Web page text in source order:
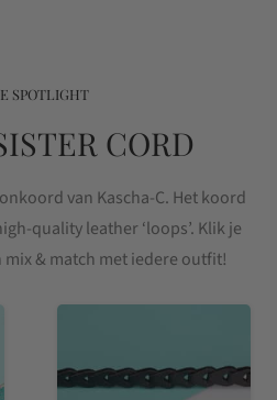
SPOTLIGHT
CORD
van Kascha-C. Het koord
quality leather ‘loops’. Klik je
& match met iedere outfit!